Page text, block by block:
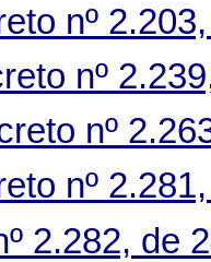
nº
nº
nº
nº
2.282, de